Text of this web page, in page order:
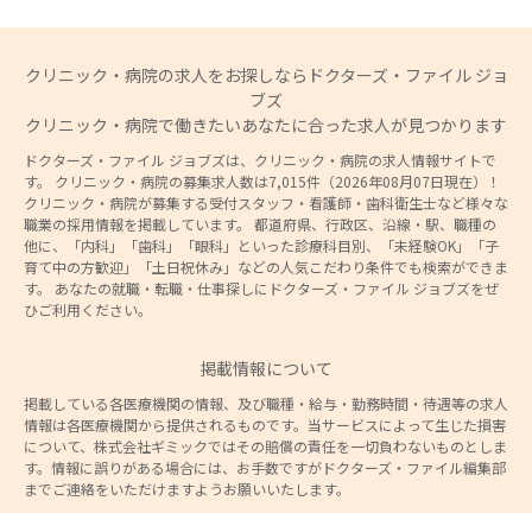
クリニック・病院の求人をお探しならドクターズ・ファイル ジョ
ブズ
クリニック・病院で働きたいあなたに合った求人が見つかります
ドクターズ・ファイル ジョブズは、クリニック・病院の求人情報サイトで
す。 クリニック・病院の募集求人数は7,015件（2026年08月07日現在）！
クリニック・病院が募集する受付スタッフ・看護師・歯科衛生士など様々な
職業の採用情報を掲載しています。 都道府県、行政区、沿線・駅、職種の
他に、「内科」「歯科」「眼科」といった診療科目別、「未経験OK」「子
育て中の方歓迎」「土日祝休み」などの人気こだわり条件でも検索ができま
す。 あなたの就職・転職・仕事探しにドクターズ・ファイル ジョブズをぜ
ひご利用ください。
掲載情報について
掲載している各医療機関の情報、及び職種・給与・勤務時間・待遇等の求人
情報は各医療機関から提供されるものです。当サービスによって生じた損害
について、株式会社ギミックではその賠償の責任を一切負わないものとしま
す。情報に誤りがある場合には、お手数ですがドクターズ・ファイル編集部
までご連絡をいただけますようお願いいたします。